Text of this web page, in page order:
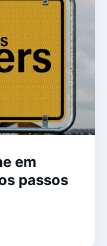
em
passos